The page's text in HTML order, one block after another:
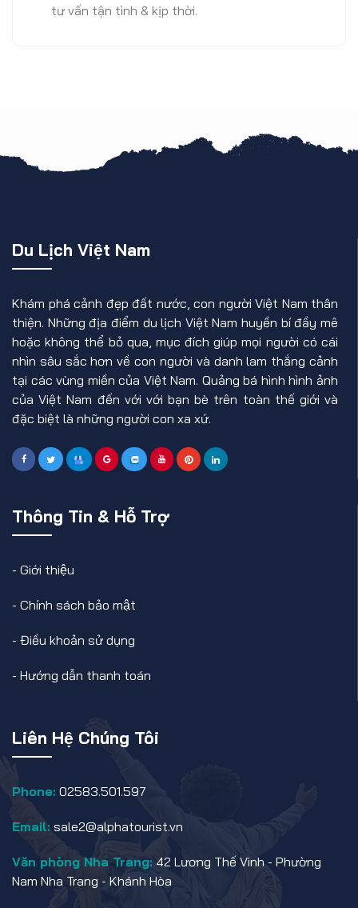
tư vấn tận tình & kịp thời.
Du Lịch Việt Nam
Khám phá cảnh đẹp đất nước, con người Việt Nam thân
thiện. Những địa điểm du lịch Việt Nam huyền bí đầy mê
hoặc không thể bỏ qua, mục đích giúp mọi người có cái
nhìn sâu sắc hơn về con người và danh lam thắng cảnh
tại các vùng miền của Việt Nam. Quảng bá hình hình ảnh
của Việt Nam đến với với bạn bè trên toàn thế giới và
đặc biệt là những người con xa xứ.
Thông Tin & Hỗ Trợ
- Giới thiệu
- Chính sách bảo mật
- Điều khoản sử dụng
- Hướng dẫn thanh toán
Liên Hệ Chúng Tôi
Phone: 02583.501.597
Email: sale2@alphatourist.vn
Văn phòng Nha Trang:42 Lương Thế Vinh - Phường
Nam Nha Trang - Khánh Hòa